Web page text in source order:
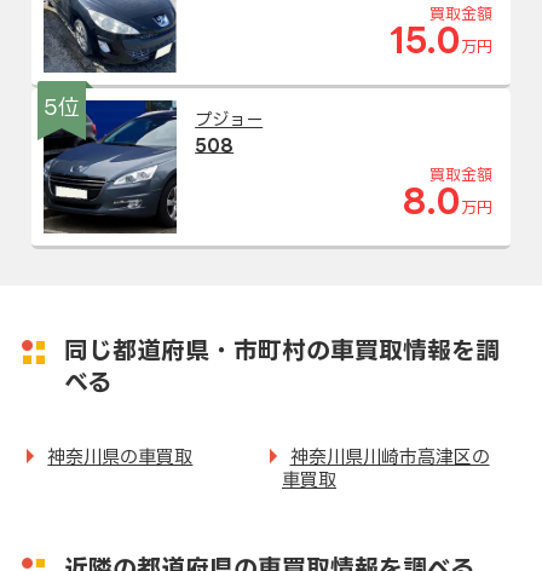
買取金額
15.0 万円
5位
プジョー
508
買取金額
8.0 万円
同じ都道府県・市町村の車買取情報を調
べる
神奈川県の車買取
神奈川県川崎市高津区の
車買取